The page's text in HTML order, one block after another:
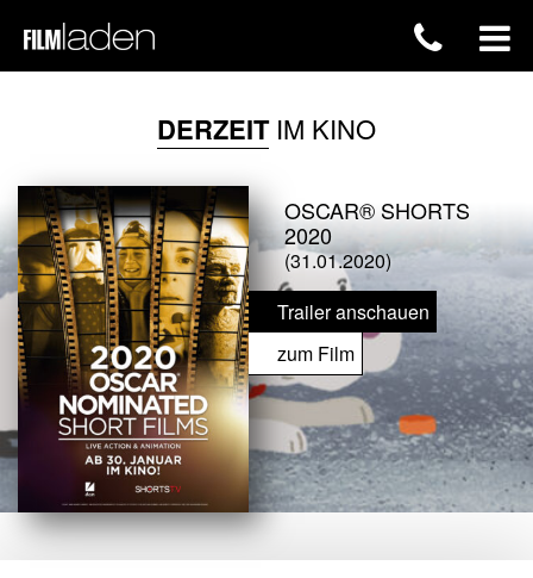
DERZEITIM KINO
OSCAR® SHORTS
2020
(31.01.2020)
Trailer anschauen
zum Film